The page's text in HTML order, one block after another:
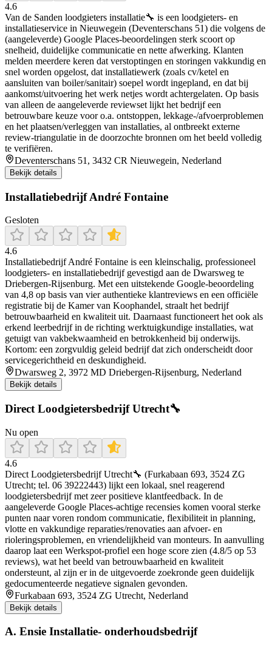
4.6
Van de Sanden loodgieters installatie🔧 is een loodgieters- en
installatieservice in Nieuwegein (Deventerschans 51) die volgens de
(aangeleverde) Google Places-beoordelingen sterk scoort op
snelheid, duidelijke communicatie en nette afwerking. Klanten
melden meerdere keren dat verstoptingen en storingen vakkundig en
snel worden opgelost, dat installatiewerk (zoals cv/ketel en
aansluiten van boiler/sanitair) soepel wordt ingepland, en dat bij
aankomst/uitvoering het werk netjes wordt achtergelaten. Op basis
van alleen de aangeleverde reviewset lijkt het bedrijf een
betrouwbare keuze voor o.a. ontstoppen, lekkage-/afvoerproblemen
en het plaatsen/verleggen van installaties, al ontbreekt externe
review-triangulatie in de doorzochte bronnen om het beeld volledig
te verifiëren.
Deventerschans 51, 3432 CR Nieuwegein, Nederland
Bekijk details
Installatiebedrijf André Fontaine
Gesloten
4.6
Installatiebedrijf André Fontaine is een kleinschalig, professioneel
loodgieters- en installatiebedrijf gevestigd aan de Dwarsweg te
Driebergen‑Rijsenburg. Met een uitstekende Google‑beoordeling
van 4,8 op basis van vier authentieke klantreviews en een officiële
registratie bij de Kamer van Koophandel, straalt het bedrijf
betrouwbaarheid en kwaliteit uit. Daarnaast functioneert het ook als
erkend leerbedrijf in de richting werktuigkundige installaties, wat
getuigt van vakbekwaamheid en betrokkenheid bij onderwijs.
Kortom: een zorgvuldig geleid bedrijf dat zich onderscheidt door
servicegerichtheid en deskundigheid.
Dwarsweg 2, 3972 MD Driebergen-Rijsenburg, Nederland
Bekijk details
Direct Loodgietersbedrijf Utrecht🔧
Nu open
4.6
Direct Loodgietersbedrijf Utrecht🔧 (Furkabaan 693, 3524 ZG
Utrecht; tel. 06 39222443) lijkt een lokaal, snel reagerend
loodgietersbedrijf met zeer positieve klantfeedback. In de
aangeleverde Google Places-achtige recensies komen vooral sterke
punten naar voren rondom communicatie, flexibiliteit in planning,
vlotte en vakkundige reparaties/renovaties aan afvoer- en
rioleringsproblemen, en vriendelijkheid van monteurs. In aanvulling
daarop laat een Werkspot-profiel een hoge score zien (4.8/5 op 53
reviews), wat het beeld van betrouwbaarheid en kwaliteit
ondersteunt, al zijn er in de uitgevoerde zoekronde geen duidelijk
gedocumenteerde negatieve signalen gevonden.
Furkabaan 693, 3524 ZG Utrecht, Nederland
Bekijk details
A. Ensie Installatie- onderhoudsbedrijf